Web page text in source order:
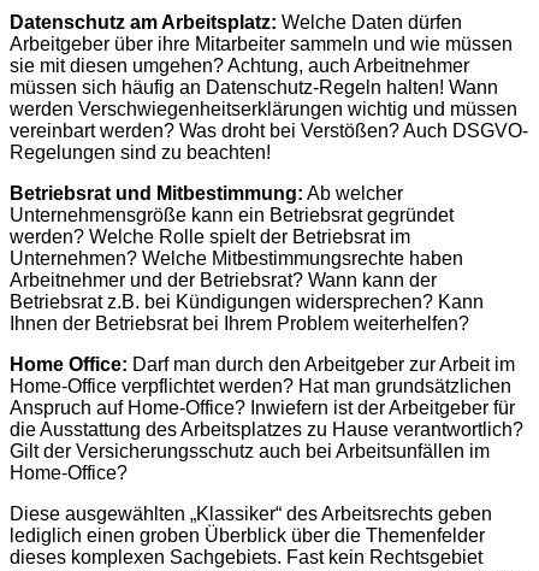
Datenschutz am Arbeitsplatz: Welche Daten dürfen
Arbeitgeber über ihre Mitarbeiter sammeln und wie müssen
sie mit diesen umgehen? Achtung, auch Arbeitnehmer
müssen sich häufig an Datenschutz-Regeln halten! Wann
werden Verschwiegenheitserklärungen wichtig und müssen
vereinbart werden? Was droht bei Verstößen? Auch DSGVO-
Regelungen sind zu beachten!
Betriebsrat und Mitbestimmung: Ab welcher
Unternehmensgröße kann ein Betriebsrat gegründet
werden? Welche Rolle spielt der Betriebsrat im
Unternehmen? Welche Mitbestimmungsrechte haben
Arbeitnehmer und der Betriebsrat? Wann kann der
Betriebsrat z.B. bei Kündigungen widersprechen? Kann
Ihnen der Betriebsrat bei Ihrem Problem weiterhelfen?
Home Office: Darf man durch den Arbeitgeber zur Arbeit im
Home-Office verpflichtet werden? Hat man grundsätzlichen
Anspruch auf Home-Office? Inwiefern ist der Arbeitgeber für
die Ausstattung des Arbeitsplatzes zu Hause verantwortlich?
Gilt der Versicherungsschutz auch bei Arbeitsunfällen im
Home-Office?
Diese ausgewählten „Klassiker“ des Arbeitsrechts geben
lediglich einen groben Überblick über die Themenfelder
dieses komplexen Sachgebiets. Fast kein Rechtsgebiet